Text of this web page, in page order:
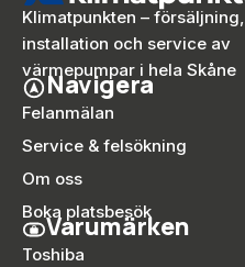
Klimatpunkten – försäljning,
installation och service av
värmepumpar i hela Skåne
Navigera
Felanmälan
Service & felsökning
Om oss
Boka platsbesök
Varumärken
Toshiba